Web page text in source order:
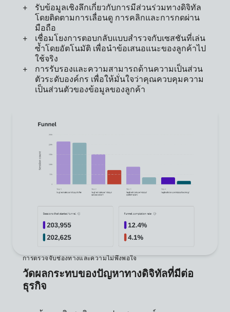
รับข้อมูลเชิงลึกเกี่ยวกับการมีส่วนร่วมทางดิจิทัล
โดยติดตามการเลื่อนดู การคลิกและการกดผ่าน
มือถือ
เชื่อมโยงการตอบกลับแบบสำรวจกับเซสชันที่เล่น
ซ้ำโดยอัตโนมัติ เพื่อนำข้อเสนอแนะของลูกค้าไป
ใช้จริง
การรับรองและความสามารถด้านความเป็นส่วน
ตัวระดับองค์กร เพื่อให้มั่นใจว่าคุณควบคุมความ
เป็นส่วนตัวของข้อมูลของลูกค้า
การตรวจจับช่องทางและความไม่พึงพอใจ
วัดผลกระทบของปัญหาทางดิจิทัลที่มีต่อ
ธุรกิจ